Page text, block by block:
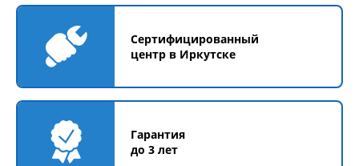
Сертифицированный
центр в Иркутске
Гарантия
до 3 лет